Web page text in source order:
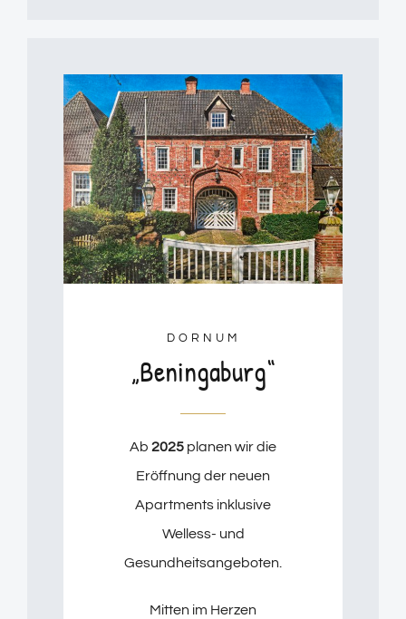
DORNUM
„Beningaburg“
Ab 2025 planen wir die
Eröffnung der neuen
Apartments inklusive
Welless- und
Gesundheitsangeboten.
Mitten im Herzen